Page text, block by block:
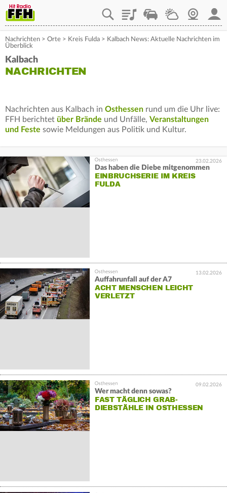
PlaylistStaupilotWetterWebcam
Nachrichten > Orte > Kreis Fulda > Kalbach News: Aktuelle Nachrichten im
Überblick
Kalbach
NACHRICHTEN
Nachrichten aus Kalbach in Osthessen rund um die Uhr live:
FFH berichtet über Brände und Unfälle, Veranstaltungen
und Feste sowie Meldungen aus Politik und Kultur.
23.02.2026
Das haben die Diebe mitgenommen
EINBRUCHSERIE IM KREIS
FULDA
13.02.2026
Auffahrunfall auf der A7
ACHT MENSCHEN LEICHT
VERLETZT
09.02.2026
Wer macht denn sowas?
FAST TÄGLICH GRAB-
DIEBSTÄHLE IN OSTHESSEN